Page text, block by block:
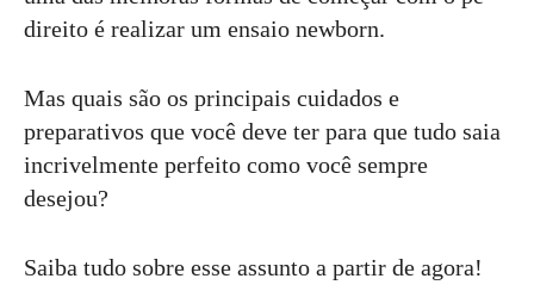
direito é realizar um ensaio newborn.
Mas quais são os principais cuidados e
preparativos que você deve ter para que tudo saia
incrivelmente perfeito como você sempre
desejou?
Saiba tudo sobre esse assunto a partir de agora!